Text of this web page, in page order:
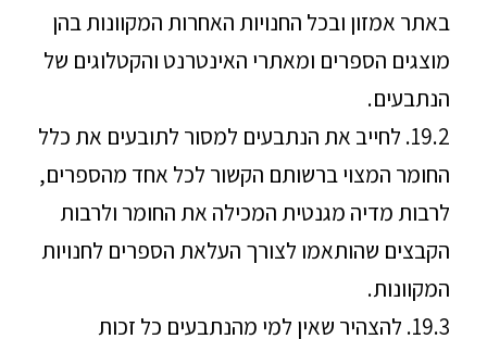
באתר אמזון ובכל החנויות האחרות המקוונות בהן
מוצגים הספרים ומאתרי האינטרנט והקטלוגים של
הנתבעים.
19.2. לחייב את הנתבעים למסור לתובעים את כלל
החומר המצוי ברשותם הקשור לכל אחד מהספרים,
לרבות מדיה מגנטית המכילה את החומר ולרבות
הקבצים שהותאמו לצורך העלאת הספרים לחנויות
המקוונות.
19.3. להצהיר שאין למי מהנתבעים כל זכות